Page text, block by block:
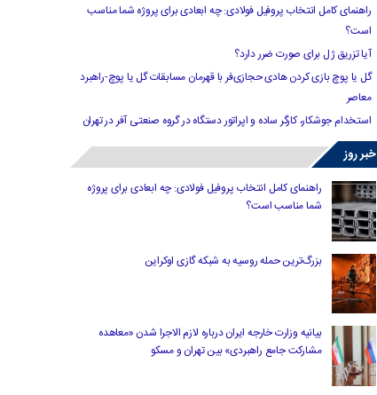
راهنمای کامل انتخاب پروفیل فولادی: چه ابعادی برای پروژه شما مناسب
است؟
آیا تزریق ژل برای صورت ضرر دارد​؟
گل یا پوچ بازی کردن هادی حجازی‌فر با قهرمان مسابقات گل یا پوچ-راهبرد
معاصر
استخدام جوشکار، کارگر ساده و اپراتور دستگاه در گروه صنعتی آفر در تهران
خبر روز
راهنمای کامل انتخاب پروفیل فولادی: چه ابعادی برای پروژه
شما مناسب است؟
بزرگ‌ترین حمله روسیه به شبکه گازی اوکراین
بیانیه وزارت خارجه ایران درباره لازم‌ الاجرا شدن «معاهده
مشارکت جامع راهبردی» بین تهران و مسکو